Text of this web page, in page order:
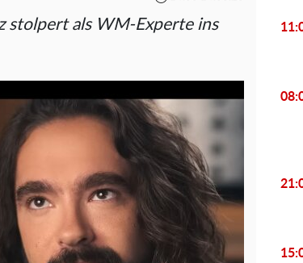
stolpert als WM-Experte ins